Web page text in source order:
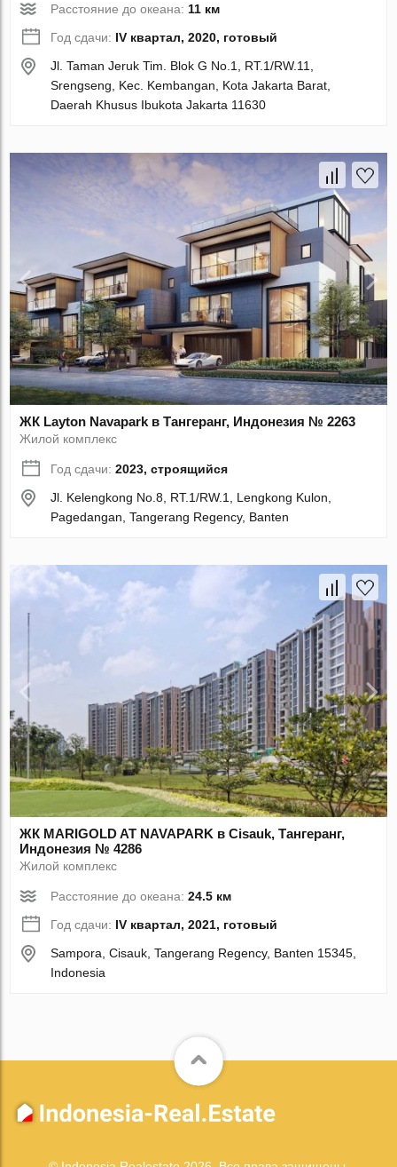
Расстояние до океана: 11 км
Год сдачи: IV квартал, 2020, готовый
Jl. Taman Jeruk Tim. Blok G No.1, RT.1/RW.11,
Srengseng, Kec. Kembangan, Kota Jakarta Barat,
Daerah Khusus Ibukota Jakarta 11630
ЖК Layton Navapark в Тангеранг, Индонезия № 2263
Жилой комплекс
Год сдачи:2023, строящийся
Jl. Kelengkong No.8, RT.1/RW.1, Lengkong Kulon,
Pagedangan, Tangerang Regency, Banten
ЖК MARIGOLD AT NAVAPARK в Cisauk, Тангеранг,
Индонезия № 4286
Жилой комплекс
Расстояние до океана:24.5 км
Год сдачи: IV квартал, 2021, готовый
Sampora, Cisauk, Tangerang Regency, Banten 15345,
Indonesia